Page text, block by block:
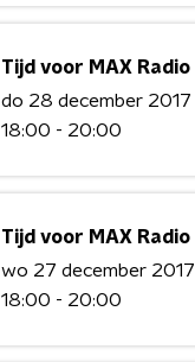
Tijd voor MAX Radio
do 28 december 2017
18:00 - 20:00
Tijd voor MAX Radio
wo 27 december 2017
18:00 - 20:00